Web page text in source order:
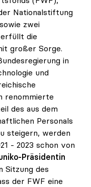
Nationalstiftung
zwei
die
großer Sorge.
in
und
renommierte
des aus dem
Personals
steigern, werden
- 2023 schon von
Präsidentin
Sitzung des
der FWF eine